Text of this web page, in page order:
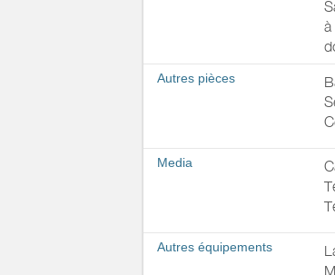
à
Autres pièces
Media
Autres équipements